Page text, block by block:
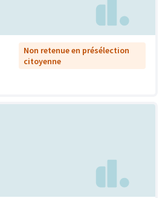
Non retenue en présélection
citoyenne